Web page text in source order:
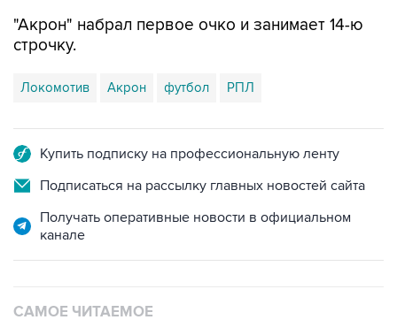
"Акрон" набрал первое очко и занимает 14-ю
строчку.
Локомотив Акрон футбол РПЛ
Купить подписку на профессиональную ленту
Подписаться на рассылку главных новостей сайта
Получать оперативные новости в официальном
канале
САМОЕ ЧИТАЕМОЕ